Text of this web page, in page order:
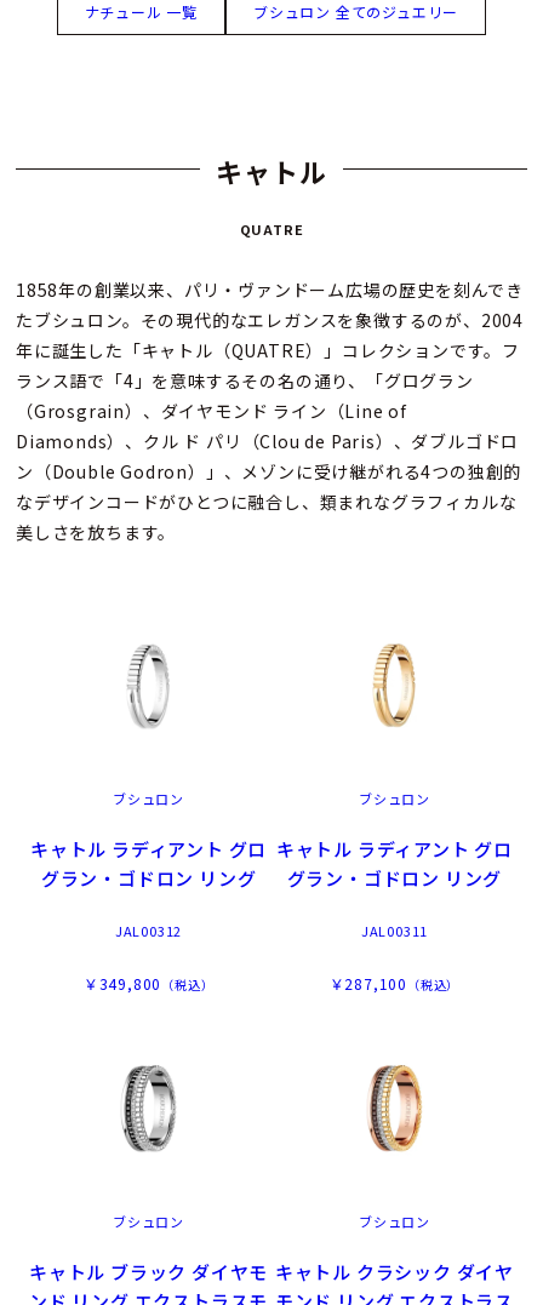
ナチュール 一覧 ブシュロン 全てのジュエリー
キャトル
QUATRE
1858年の創業以来、パリ・ヴァンドーム広場の歴史を刻んでき
たブシュロン。その現代的なエレガンスを象徴するのが、2004
年に誕生した「キャトル（QUATRE）」コレクションです。フ
ランス語で「4」を意味するその名の通り、「グログラン
（Grosgrain）、ダイヤモンド ライン（Line of
Diamonds）、クル ド パリ（Clou de Paris）、ダブルゴドロ
ン（Double Godron）」、メゾンに受け継がれる4つの独創的
なデザインコードがひとつに融合し、類まれなグラフィカルな
美しさを放ちます。
ブシュロン
キャトル ラディアント グロ
グラン・ゴドロン リング
JAL00312
￥349,800 （税込）
ブシュロン
キャトル ラディアント グロ
グラン・ゴドロン リング
JAL00311
￥287,100 （税込）
ブシュロン
キャトル ブラック ダイヤモ
ブシュロン
キャトル クラシック ダイヤ